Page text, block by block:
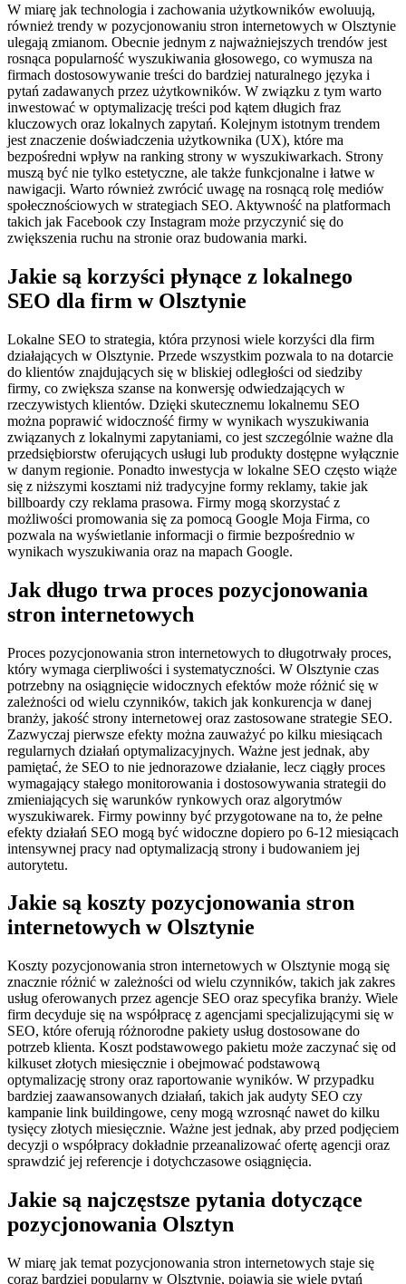
W miarę jak technologia i zachowania użytkowników ewoluują,
również trendy w pozycjonowaniu stron internetowych w Olsztynie
ulegają zmianom. Obecnie jednym z najważniejszych trendów jest
rosnąca popularność wyszukiwania głosowego, co wymusza na
firmach dostosowywanie treści do bardziej naturalnego języka i
pytań zadawanych przez użytkowników. W związku z tym warto
inwestować w optymalizację treści pod kątem długich fraz
kluczowych oraz lokalnych zapytań. Kolejnym istotnym trendem
jest znaczenie doświadczenia użytkownika (UX), które ma
bezpośredni wpływ na ranking strony w wyszukiwarkach. Strony
muszą być nie tylko estetyczne, ale także funkcjonalne i łatwe w
nawigacji. Warto również zwrócić uwagę na rosnącą rolę mediów
społecznościowych w strategiach SEO. Aktywność na platformach
takich jak Facebook czy Instagram może przyczynić się do
zwiększenia ruchu na stronie oraz budowania marki.
Jakie są korzyści płynące z lokalnego
SEO dla firm w Olsztynie
Lokalne SEO to strategia, która przynosi wiele korzyści dla firm
działających w Olsztynie. Przede wszystkim pozwala to na dotarcie
do klientów znajdujących się w bliskiej odległości od siedziby
firmy, co zwiększa szanse na konwersję odwiedzających w
rzeczywistych klientów. Dzięki skutecznemu lokalnemu SEO
można poprawić widoczność firmy w wynikach wyszukiwania
związanych z lokalnymi zapytaniami, co jest szczególnie ważne dla
przedsiębiorstw oferujących usługi lub produkty dostępne wyłącznie
w danym regionie. Ponadto inwestycja w lokalne SEO często wiąże
się z niższymi kosztami niż tradycyjne formy reklamy, takie jak
billboardy czy reklama prasowa. Firmy mogą skorzystać z
możliwości promowania się za pomocą Google Moja Firma, co
pozwala na wyświetlanie informacji o firmie bezpośrednio w
wynikach wyszukiwania oraz na mapach Google.
Jak długo trwa proces pozycjonowania
stron internetowych
Proces pozycjonowania stron internetowych to długotrwały proces,
który wymaga cierpliwości i systematyczności. W Olsztynie czas
potrzebny na osiągnięcie widocznych efektów może różnić się w
zależności od wielu czynników, takich jak konkurencja w danej
branży, jakość strony internetowej oraz zastosowane strategie SEO.
Zazwyczaj pierwsze efekty można zauważyć po kilku miesiącach
regularnych działań optymalizacyjnych. Ważne jest jednak, aby
pamiętać, że SEO to nie jednorazowe działanie, lecz ciągły proces
wymagający stałego monitorowania i dostosowywania strategii do
zmieniających się warunków rynkowych oraz algorytmów
wyszukiwarek. Firmy powinny być przygotowane na to, że pełne
efekty działań SEO mogą być widoczne dopiero po 6-12 miesiącach
intensywnej pracy nad optymalizacją strony i budowaniem jej
autorytetu.
Jakie są koszty pozycjonowania stron
internetowych w Olsztynie
Koszty pozycjonowania stron internetowych w Olsztynie mogą się
znacznie różnić w zależności od wielu czynników, takich jak zakres
usług oferowanych przez agencje SEO oraz specyfika branży. Wiele
firm decyduje się na współpracę z agencjami specjalizującymi się w
SEO, które oferują różnorodne pakiety usług dostosowane do
potrzeb klienta. Koszt podstawowego pakietu może zaczynać się od
kilkuset złotych miesięcznie i obejmować podstawową
optymalizację strony oraz raportowanie wyników. W przypadku
bardziej zaawansowanych działań, takich jak audyty SEO czy
kampanie link buildingowe, ceny mogą wzrosnąć nawet do kilku
tysięcy złotych miesięcznie. Ważne jest jednak, aby przed podjęciem
decyzji o współpracy dokładnie przeanalizować ofertę agencji oraz
sprawdzić jej referencje i dotychczasowe osiągnięcia.
Jakie są najczęstsze pytania dotyczące
pozycjonowania Olsztyn
W miarę jak temat pozycjonowania stron internetowych staje się
coraz bardziej popularny w Olsztynie, pojawia się wiele pytań